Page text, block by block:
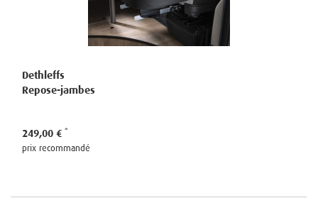
Dethleffs
Repose-jambes
249,00 €
prix recommandé